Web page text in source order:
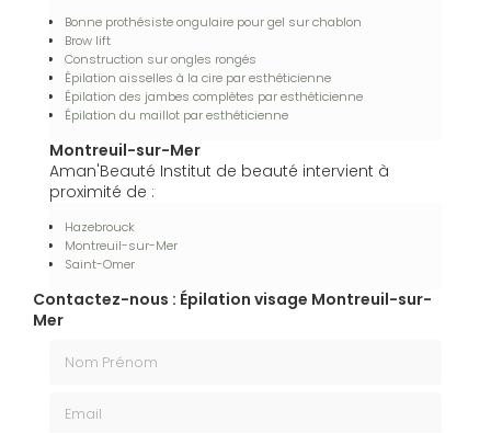
Bonne prothésiste ongulaire pour gel sur chablon
Brow lift
Construction sur ongles rongés
Épilation aisselles à la cire par esthéticienne
Épilation des jambes complètes par esthéticienne
Épilation du maillot par esthéticienne
Montreuil-sur-Mer
Aman'Beauté Institut de beauté intervient à
proximité de :
Hazebrouck
Montreuil-sur-Mer
Saint-Omer
Contactez-nous : Épilation visage Montreuil-sur-
Mer